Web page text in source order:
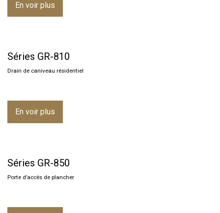
En voir plus
Séries GR-810
Drain de caniveau résidentiel
En voir plus
Séries GR-850
Porte d’accès de plancher